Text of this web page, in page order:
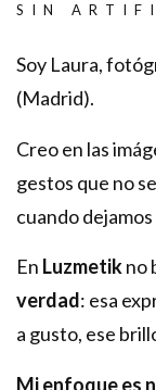
SIN
Soy Laura,
(Madrid).
Creo en las
gestos que no
cuando dejamos
En Luzmetikno
verdad: esa
a gusto, ese
Mi enfoque es